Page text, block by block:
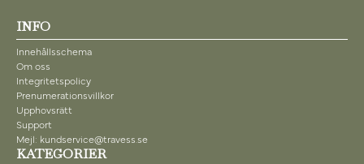
INFO
Innehållsschema
Om oss
Integritetspolicy
Prenumerationsvillkor
Upphovsrätt
Support
Mejl: kundservice@travess.se
KATEGORIER